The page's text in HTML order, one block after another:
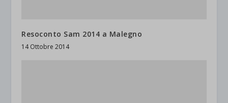
Resoconto Sam 2014 a Malegno
14 Ottobre 2014